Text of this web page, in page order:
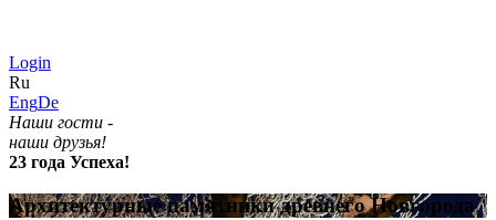
Login
Ru
EngDe
Наши гости -
наши друзья!
23 года Успеха!
Архитектурные памятники древнего Новгорода